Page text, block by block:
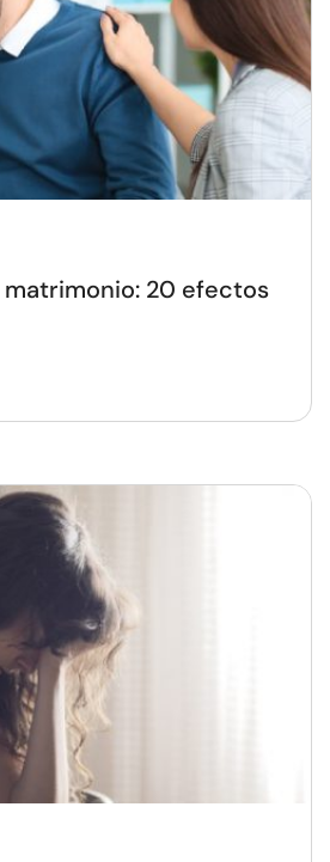
matrimonio: 20 efectos